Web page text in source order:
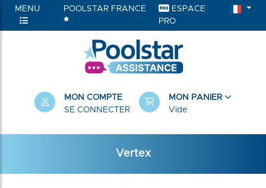
MENU POOLSTAR FRANCE
ESPACE
PRO
MON COMPTE
SE CONNECTER
MON PANIER
Vide
Vertex